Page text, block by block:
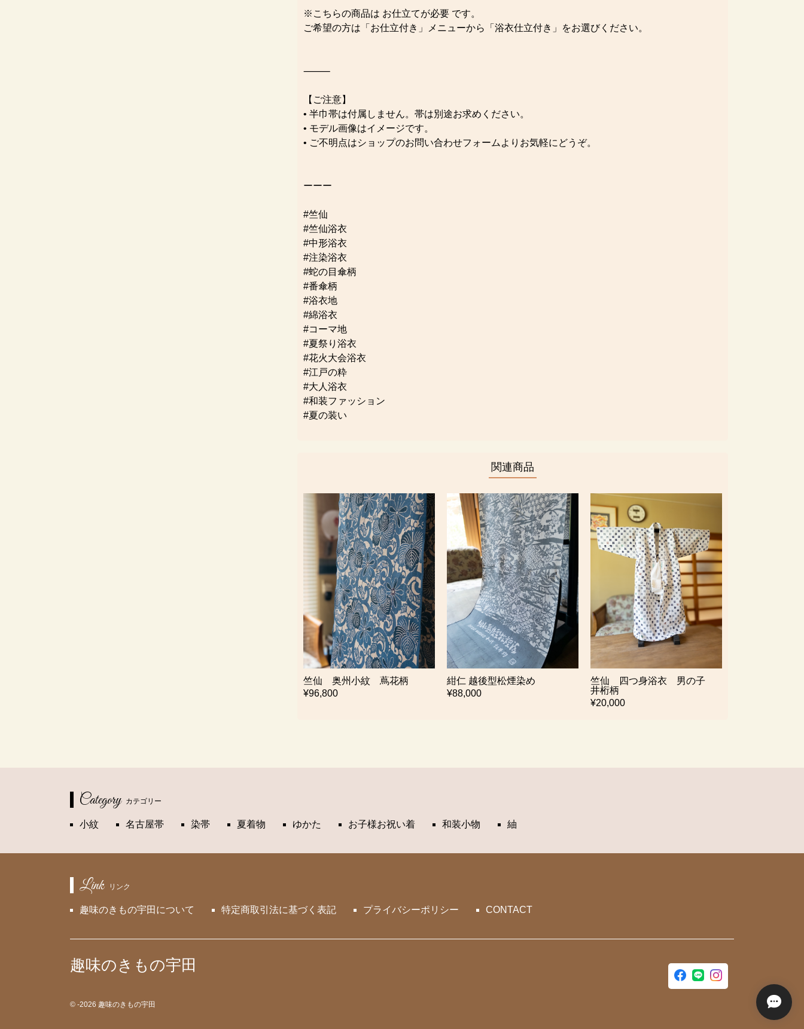
※こちらの商品は お仕立てが必要 です。
ご希望の方は「お仕立付き」メニューから「浴衣仕立付き」をお選びください。
⸻
【ご注意】
• 半巾帯は付属しません。帯は別途お求めください。
• モデル画像はイメージです。
• ご不明点はショップのお問い合わせフォームよりお気軽にどうぞ。
ーーー
#竺仙
#竺仙浴衣
#中形浴衣
#注染浴衣
#蛇の目傘柄
#番傘柄
#浴衣地
#綿浴衣
#コーマ地
#夏祭り浴衣
#花火大会浴衣
#江戸の粋
#大人浴衣
#和装ファッション
#夏の装い
関連商品
竺仙 奥州小紋 蔦花柄
¥96,800
紺仁 越後型松煙染め
¥88,000
竺仙 四つ身浴衣 男の子
井桁柄
¥20,000
Category カテゴリー
小紋 名古屋帯 染帯 夏着物 ゆかた お子様お祝い着 和装小物 紬
Link リンク
趣味のきもの宇田について 特定商取引法に基づく表記 プライバシーポリシー CONTACT
趣味のきもの宇田
© -2026 趣味のきもの宇田